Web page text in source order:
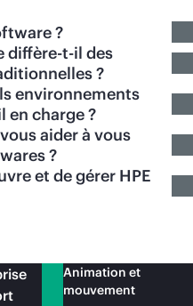
?
diffère-t-il des
?
environnements
en charge ?
aider à vous
?
et de gérer HPE
Animation et
mouvement